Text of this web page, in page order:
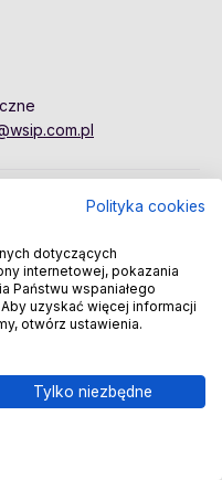
Pierwsze kroki
i Pedagogiczne
Polityka cookies
dotyczących
internetowej, pokazania
Państwu wspaniałego
uzyskać więcej informacji
otwórz ustawienia.
Tylko niezbędne